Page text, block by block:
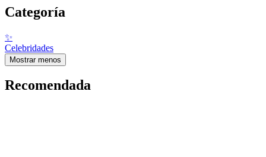
Categoría
✨
Celebridades
Mostrar menos
Recomendada